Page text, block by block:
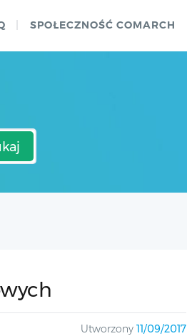
SPOŁECZNOŚĆ COMARCH
Utworzony 11/09/2017